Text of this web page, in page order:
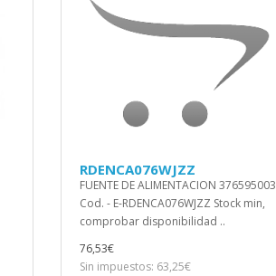
RDENCA076WJZZ
FUENTE DE ALIMENTACION 376595003
Cod. - E-RDENCA076WJZZ Stock min,
comprobar disponibilidad ..
76,53€
Sin impuestos: 63,25€